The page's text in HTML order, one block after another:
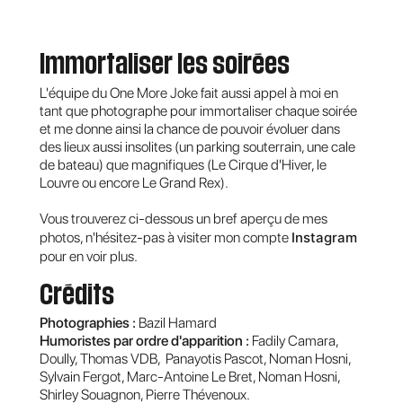
Immortaliser les soirées
L'équipe du One More Joke fait aussi appel à moi en
tant que photographe pour immortaliser chaque soirée
et me donne ainsi la chance de pouvoir évoluer dans
des lieux aussi insolites (un parking souterrain, une cale
de bateau) que magnifiques (Le Cirque d'Hiver, le
Louvre ou encore Le Grand Rex).
Vous trouverez ci-dessous un bref aperçu de mes
photos, n'hésitez-pas à visiter mon compte Instagram
pour en voir plus.
Crédits
Photographies : Bazil Hamard
Humoristes par ordre d'apparition : Fadily Camara,
Doully, Thomas VDB, Panayotis Pascot, Noman Hosni,
Sylvain Fergot, Marc-Antoine Le Bret, Noman Hosni,
Shirley Souagnon, Pierre Thévenoux.